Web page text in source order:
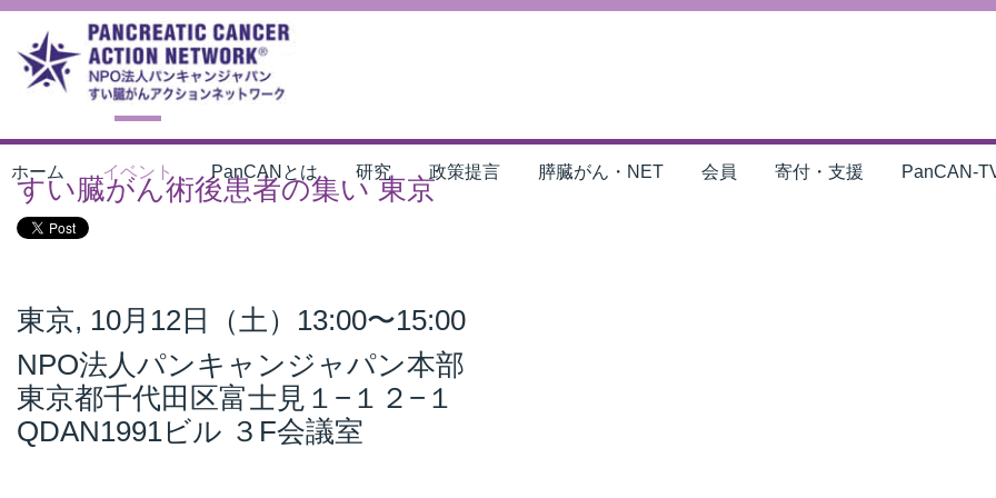
ホーム イベント PanCANとは 研究 政策提言 膵臓がん・NET 会員 寄付・支援 PanCAN-
すい臓がん術後患者の集い 東京
東京, 10月12日（土）13:00〜15:00
NPO法人パンキャンジャパン本部
東京都千代田区富士見１−１２−１
QDAN1991ビル ３F会議室